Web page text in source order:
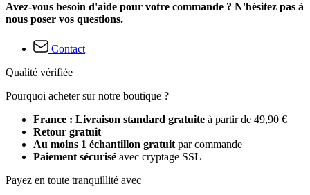
Avez-vous besoin d'aide pour votre commande ? N'hésitez pas à
nous poser vos questions.
Contact
Qualité vérifiée
Pourquoi acheter sur notre boutique ?
France : Livraison standard gratuite à partir de 49,90 €
Retour gratuit
Au moins 1 échantillon gratuit par commande
Paiement sécurisé avec cryptage SSL
Payez en toute tranquillité avec